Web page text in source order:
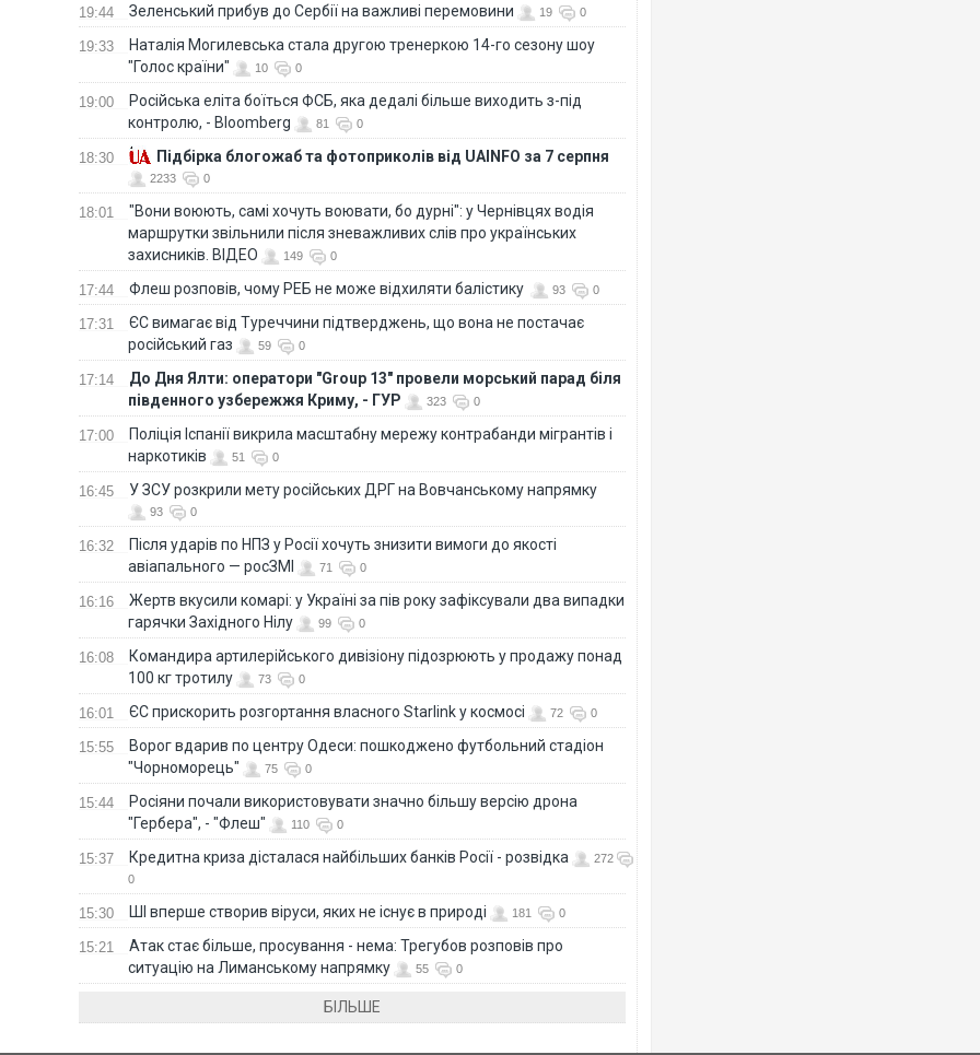
19:44 Зеленський прибув до Сербії на важливі перемовини 19 0
19:33
Наталія Могилевська стала другою тренеркою 14-го сезону шоу
"Голос країни"
10 0
19:00
Російська еліта боїться ФСБ, яка дедалі більше виходить з-під
контролю, - Bloomberg
81 0
18:30 Підбірка блогожаб та фотоприколів від UAINFO за 7 серпня
2233 0
18:01
"Вони воюють, самі хочуть воювати, бо дурні": у Чернівцях водія
маршрутки звільнили після зневажливих слів про українських
захисників. ВІДЕО
149 0
17:44 Флеш розповів, чому РЕБ не може відхиляти балістику 93 0
17:31
ЄС вимагає від Туреччини підтверджень, що вона не постачає
російський газ
59 0
17:14
До Дня Ялти: оператори "Group 13" провели морський парад біля
південного узбережжя Криму, - ГУР
323 0
17:00
Поліція Іспанії викрила масштабну мережу контрабанди мігрантів і
наркотиків
51 0
16:45 У ЗСУ розкрили мету російських ДРГ на Вовчанському напрямку
93 0
16:32
Після ударів по НПЗ у Росії хочуть знизити вимоги до якості
авіапального — росЗМІ
71 0
16:16
Жертв вкусили комарі: у Україні за пів року зафіксували два випадки
гарячки Західного Нілу
99 0
16:08
Командира артилерійського дивізіону підозрюють у продажу понад
100 кг тротилу
73 0
16:01 ЄС прискорить розгортання власного Starlink у космосі 72 0
15:55
Ворог вдарив по центру Одеси: пошкоджено футбольний стадіон
"Чорноморець"
75 0
15:44
Росіяни почали використовувати значно більшу версію дрона
"Гербера", - "Флеш"
110 0
15:37 Кредитна криза дісталася найбільших банків Росії - розвідка
272
0
15:30 ШІ вперше створив віруси, яких не існує в природі 181 0
15:21
Атак стає більше, просування - нема: Трегубов розповів про
ситуацію на Лиманському напрямку
55 0
БІЛЬШЕ